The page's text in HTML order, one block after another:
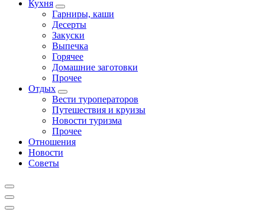
Кухня
Гарниры, каши
Десерты
Закуски
Выпечка
Горячее
Домашние заготовки
Прочее
Отдых
Вести туроператоров
Путешествия и круизы
Новости туризма
Прочее
Отношения
Новости
Советы